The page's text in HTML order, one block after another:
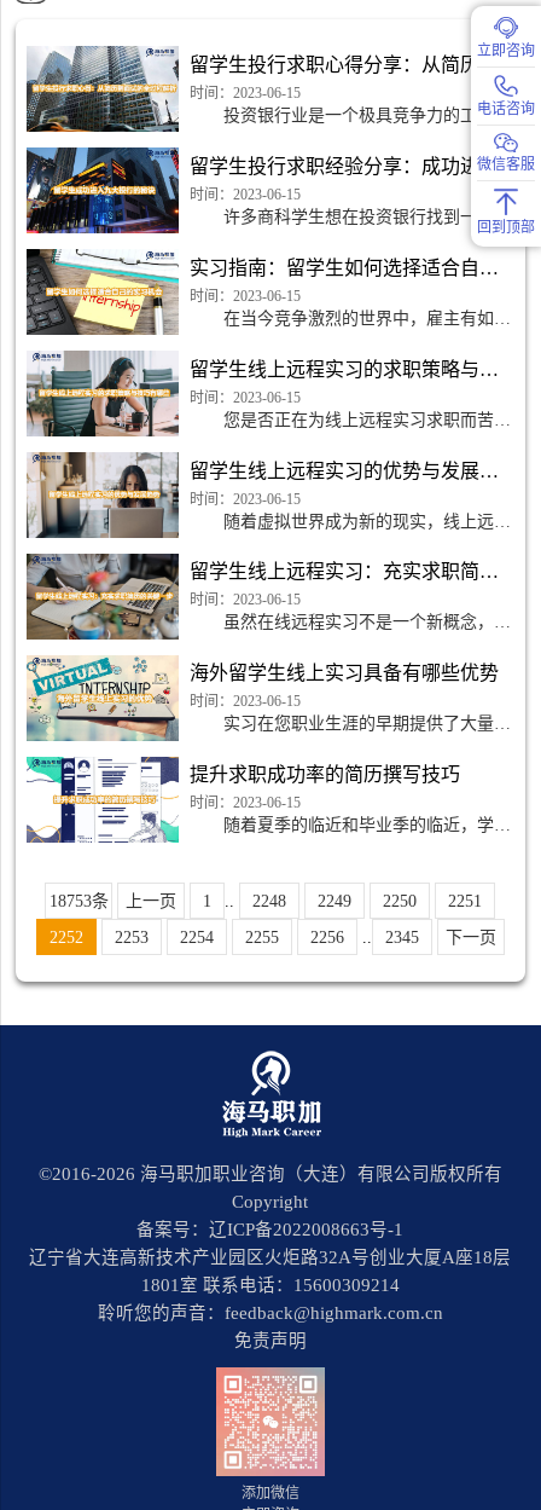
留学生投行求职心得分享：从简历到面试的全过程解析
时间：2023-06-15
投资银行业是一个极具竞争力的工作领
域，您将与数十或数百名其他可能的申请人
竞争一个职位。成功进入投行行业需要经历
繁琐的求职过程，
留学生投行求职经验分享：成功进入九大投行的秘诀
时间：2023-06-15
许多商科学生想在投资银行找到一份入
门级的工作，追求进入九大投行之一工作也
是许多人的职业梦想。然而，投行行业竞争
激烈，要成功进入
实习指南：留学生如何选择适合自己的实习机会
时间：2023-06-15
在当今竞争激烈的世界中，雇主有如此
含相关工作经历的简历。学生们非常了解这
个事实，这就是为
留学生线上远程实习的求职策略与技巧有哪些
时间：2023-06-15
您是否正在为线上远程实习求职而苦苦
程实习工作。或者，也许您已经申请了一些
显示实习职位，但
留学生线上远程实习的优势与发展趋势
时间：2023-06-15
随着虚拟世界成为新的现实，线上远程
主现在都在线上远程招聘，他们也意识到线
上远程实习的巨大
留学生线上远程实习：充实求职简历的关键一步
时间：2023-06-15
虽然在线远程实习不是一个新概念，但
提供了一个很好的机会，对于不居住在雇主
附近的学生和毕业
海外留学生线上实习具备有哪些优势
时间：2023-06-15
实习在您职业生涯的早期提供了大量的
线下或线上工作环境中实践所学知识。自
2020 年以来，线
提升求职成功率的简历撰写技巧
时间：2023-06-15
随着夏季的临近和毕业季的临近，学生
专业经验，并且在
18753条
上一页 1 .. 2248 2249 2250
2251
2252
2253 2254 2255 2256 .. 2345 下一页
©2016-2026 海马职加职业咨询（大连）有限公司版权所有
Copyright
备案号：辽ICP备2022008663号-1
辽宁省大连高新技术产业园区火炬路32A号创业大厦A座18层
1801室 联系电话：15600309214
聆听您的声音：feedback@highmark.com.cn
免责声明
添加微信
立即咨询
电话咨询
微信客服
回到顶部